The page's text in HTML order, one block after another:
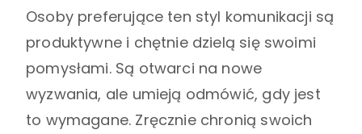
Osoby preferujące ten styl komunikacji są
produktywne i chętnie dzielą się swoimi
pomysłami. Są otwarci na nowe
wyzwania, ale umieją odmówić, gdy jest
to wymagane. Zręcznie chronią swoich